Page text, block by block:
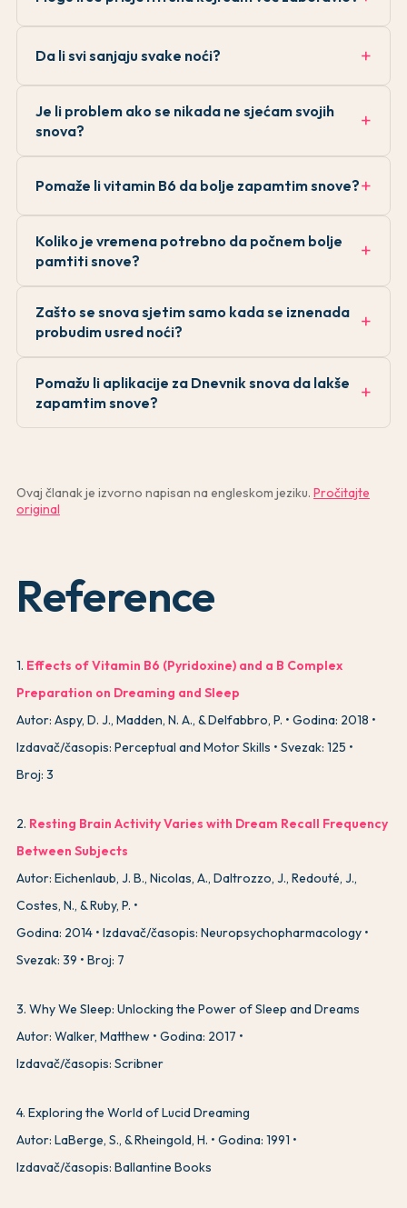
Da li svi sanjaju svake noći?
Je li problem ako se nikada ne sjećam svojih
snova?
Pomaže li vitamin B6 da bolje zapamtim snove?
Koliko je vremena potrebno da počnem bolje
pamtiti snove?
Zašto se snova sjetim samo kada se iznenada
probudim usred noći?
Pomažu li aplikacije za Dnevnik snova da lakše
zapamtim snove?
Ovaj članak je izvorno napisan na engleskom jeziku. Pročitajte
original
Reference
1. Effects of Vitamin B6 (Pyridoxine) and a B Complex
Preparation on Dreaming and Sleep
Autor: Aspy, D. J., Madden, N. A., & Delfabbro, P.
Godina: 2018
Izdavač/časopis: Perceptual and Motor Skills
Svezak: 125
Broj: 3
2. Resting Brain Activity Varies with Dream Recall Frequency
Between Subjects
Autor: Eichenlaub, J. B., Nicolas, A., Daltrozzo, J., Redouté, J.,
Costes, N., & Ruby, P.
Godina: 2014
Izdavač/časopis: Neuropsychopharmacology
Svezak: 39
Broj: 7
3. Why We Sleep: Unlocking the Power of Sleep and Dreams
Autor: Walker, Matthew
Godina: 2017
Izdavač/časopis: Scribner
4. Exploring the World of Lucid Dreaming
Autor: LaBerge, S., & Rheingold, H.
Godina: 1991
Izdavač/časopis: Ballantine Books